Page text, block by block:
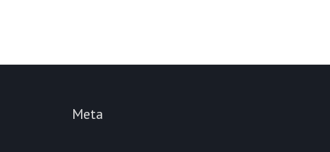
Meta